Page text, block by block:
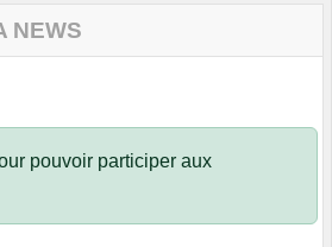
NEWS
pouvoir participer aux